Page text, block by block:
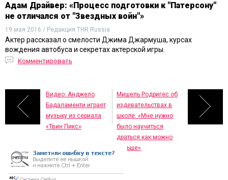
Адам Драйвер: «Процесс подготовки к "Патерсону"
не отличался от "Звездных войн"»
19 мая 2016 / Редакция THR Russia
Актер рассказал о смелости Джима Джармуша, курсах
вождения автобуса и секретах актерской игры.
Комментировать
Видео: Анджело
Бадаламенти играет
музыку из сериала
«Твин Пикс»
Мишель Родригес об
издевательствах в
школе: «Мне нужно
было научиться
драться как можно
раньше»